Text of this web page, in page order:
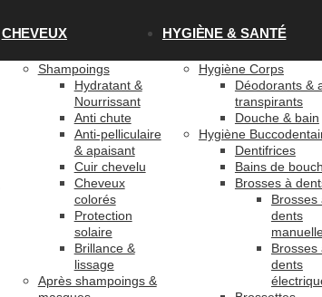
CHEVEUX
Shampoings
Hydratant &
Nourrissant
Anti chute
Anti-pelliculaire
& apaisant
Cuir chevelu
Cheveux
colorés
Protection
solaire
Brillance &
lissage
Après shampoings &
HYGIÈNE & SANTÉ
Hygiène Corps
Déodorants &
transpirants
Douche & bain
Hygiène
Dentifrices
Bains de
Brosses à
Brosses
dents
Brosses
dents